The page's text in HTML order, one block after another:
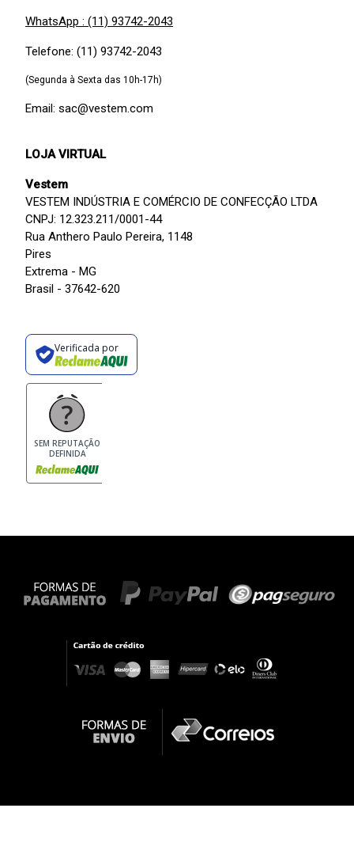
WhatsApp : (11) 93742-2043
Telefone: (11) 93742-2043
(Segunda à Sexta das 10h-17h)
Email: sac@vestem.com
LOJA VIRTUAL
Vestem
VESTEM INDÚSTRIA E COMÉRCIO DE CONFECÇÃO LTDA
CNPJ: 12.323.211/0001-44
Rua Anthero Paulo Pereira, 1148
Pires
Extrema - MG
Brasil - 37642-620
Verificada por
SEM REPUTAÇÃO
DEFINIDA